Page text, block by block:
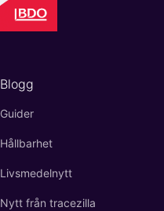
Blogg
Guider
Hållbarhet
Livsmedelnytt
Nytt från tracezilla